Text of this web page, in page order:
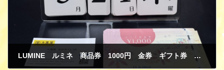
LUMINE ルミネ 商品券 1000円 金券 ギフト券 買取